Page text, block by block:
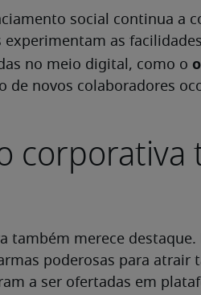
social continua a
experimentam as
no meio digital, como o
de novos colaboradores
corporativa
também merece
poderosas para atrair
a ser ofertadas em